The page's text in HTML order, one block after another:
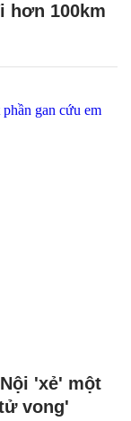
hơn 100km
'xẻ' một
vong'